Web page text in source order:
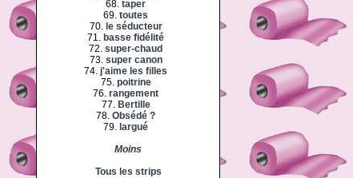
68. taper
69. toutes
70. le séducteur
71. basse fidélité
72. super-chaud
73. super canon
74. j'aime les filles
75. poitrine
76. rangement
77. Bertille
78. Obsédé ?
79. largué
Moins
Tous les strips